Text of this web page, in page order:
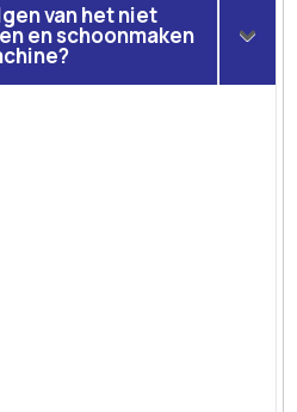
van het niet
en schoonmaken